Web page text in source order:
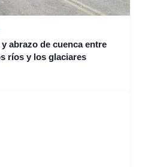
abrazo de cuenca entre
ríos y los glaciares